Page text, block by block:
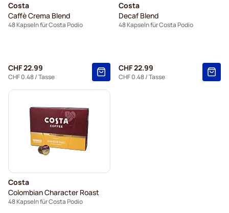
Costa
Caffè Crema Blend
48 Kapseln für Costa Podio
CHF 22.99
CHF 0.48/ Tasse
Costa
Decaf Blend
48 Kapseln für Costa Podio
CHF 22.99
CHF 0.48/ Tasse
Costa
Colombian Character Roast
48 Kapseln für Costa Podio